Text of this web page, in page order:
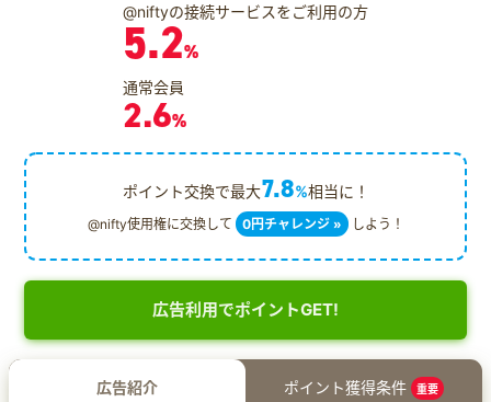
@niftyの接続サービスをご利用の方
5.2%
通常会員
2.6%
ポイント交換で最大7.8%相当に！
@nifty使用権に交換して 0円チャレンジ » しよう！
広告利用でポイントGET!
広告紹介 ポイント獲得条件 重要